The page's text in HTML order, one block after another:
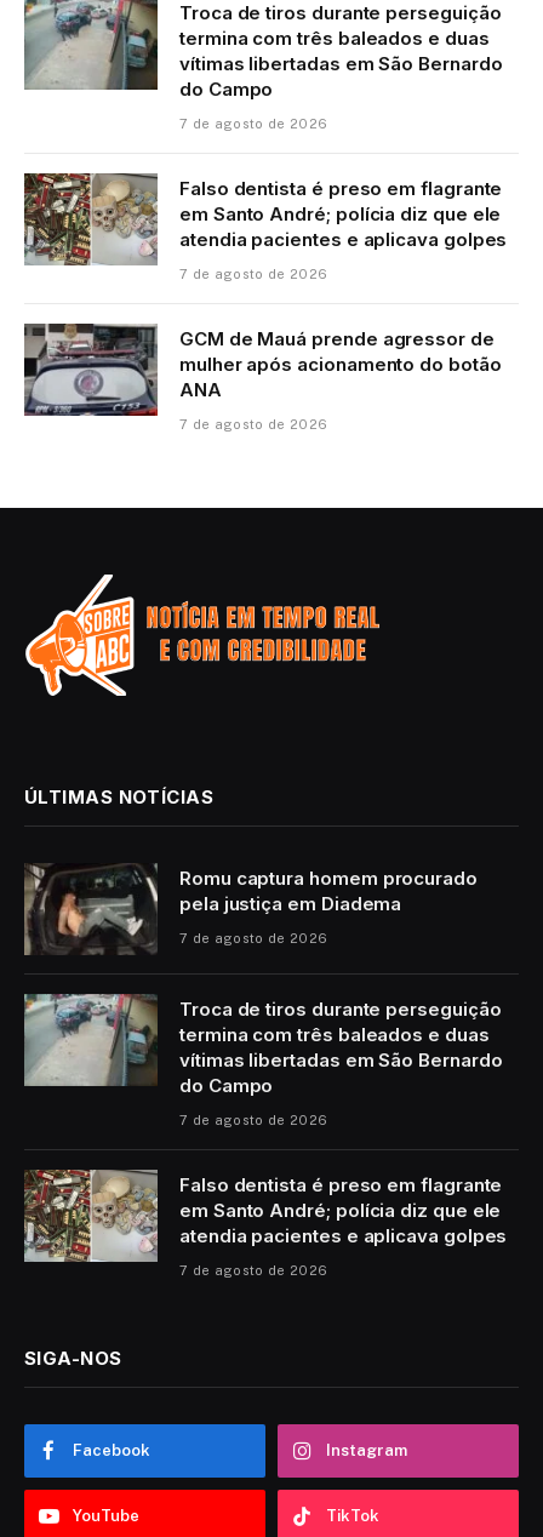
Troca de tiros durante perseguição
termina com três baleados e duas
vítimas libertadas em São Bernardo
do Campo
7 de agosto de 2026
Falso dentista é preso em flagrante
em Santo André; polícia diz que ele
atendia pacientes e aplicava golpes
7 de agosto de 2026
GCM de Mauá prende agressor de
mulher após acionamento do botão
ANA
7 de agosto de 2026
ÚLTIMAS NOTÍCIAS
Romu captura homem procurado
pela justiça em Diadema
7 de agosto de 2026
Troca de tiros durante perseguição
termina com três baleados e duas
vítimas libertadas em São Bernardo
do Campo
7 de agosto de 2026
Falso dentista é preso em flagrante
em Santo André; polícia diz que ele
atendia pacientes e aplicava golpes
7 de agosto de 2026
SIGA-NOS
Facebook Instagram
YouTube TikTok